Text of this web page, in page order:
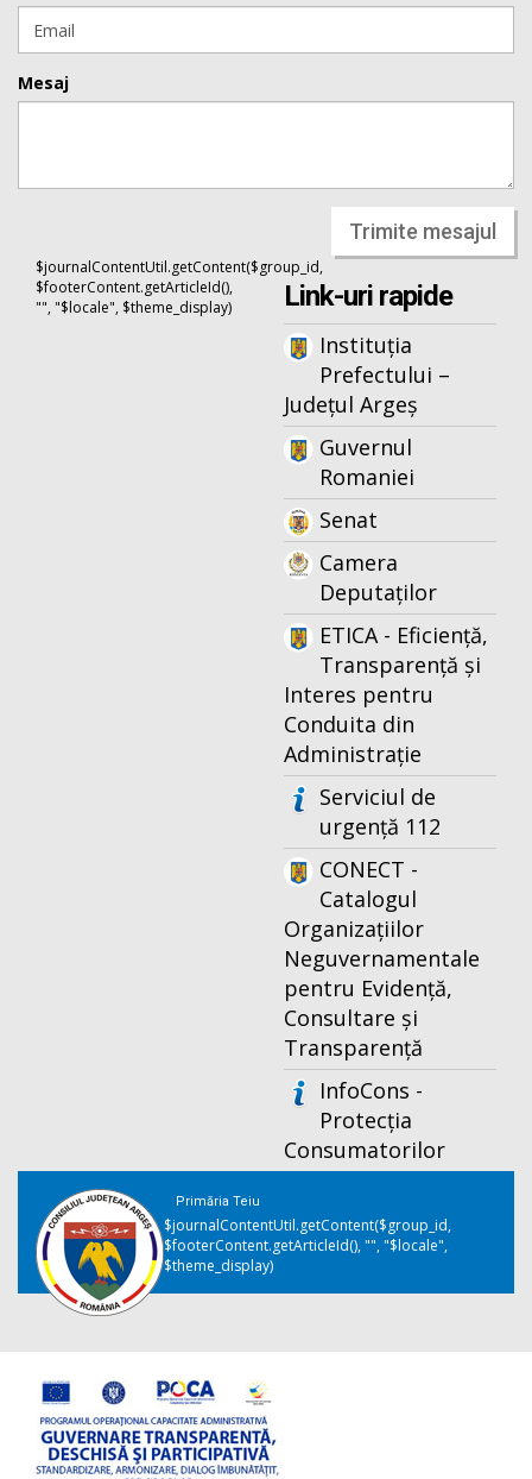
Mesaj
Trimite mesajul
$journalContentUtil.getContent($group_id,
$footerContent.getArticleId(),
"", "$locale", $theme_display)
Link-uri rapide
Instituția
Prefectului –
Județul Argeș
Guvernul
Romaniei
Senat
Camera
Deputaților
ETICA - Eficiență,
Transparență și
Interes pentru
Conduita din
Administrație
Serviciul de
urgență 112
CONECT -
Catalogul
Organizațiilor
Neguvernamentale
pentru Evidență,
Consultare și
Transparență
InfoCons -
Protecția
Consumatorilor
Primăria Teiu
$journalContentUtil.getContent($group_id,
$footerContent.getArticleId(), "", "$locale",
$theme_display)